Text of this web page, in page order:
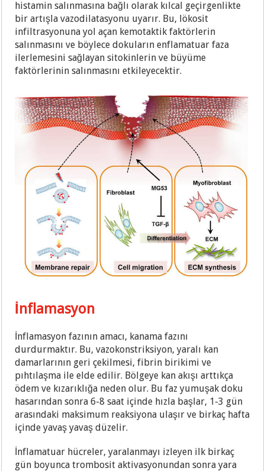
histamin salınmasına bağlı olarak kılcal geçirgenlikte
bir artışla vazodilatasyonu uyarır. Bu, lökosit
infiltrasyonuna yol açan kemotaktik faktörlerin
salınmasını ve böylece dokuların enflamatuar faza
ilerlemesini sağlayan sitokinlerin ve büyüme
faktörlerinin salınmasını etkileyecektir.
İnflamasyon
İnflamasyon fazının amacı, kanama fazını
durdurmaktır. Bu, vazokonstriksiyon, yaralı kan
damarlarının geri çekilmesi, fibrin birikimi ve
pıhtılaşma ile elde edilir. Bölgeye kan akışı arttıkça
ödem ve kızarıklığa neden olur. Bu faz yumuşak doku
hasarından sonra 6-8 saat içinde hızla başlar, 1-3 gün
arasındaki maksimum reaksiyona ulaşır ve birkaç hafta
içinde yavaş yavaş düzelir.
İnflamatuar hücreler, yaralanmayı izleyen ilk birkaç
gün boyunca trombosit aktivasyonundan sonra yara